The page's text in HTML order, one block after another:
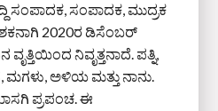
ಸಂಪಾದಕ, ಸಂಪಾದಕ, ಮುದ್ರಕ
2020ರ ಡಿಸೆಂಬರ್‌
ನಿವೃತ್ತನಾದೆ. ಪತ್ನಿ,
ಅಳಿಯ ಮತ್ತು ನಾನು.
ಪ್ರಪಂಚ. ಈ